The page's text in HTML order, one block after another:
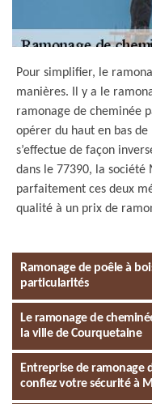
Pour simplifier, le
manières. Il y a le
ramonage de cheminée
opérer du haut en bas
s’effectue de façon
dans le 77390, la société
parfaitement ces deux
qualité à un prix de
Ramonage de poêle à
particularités
Le ramonage de
la ville de Courquetaine
Entreprise de ramonage
confiez votre sécurité à